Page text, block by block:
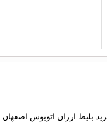
بلیط ارزان اتوبوس اصفهان